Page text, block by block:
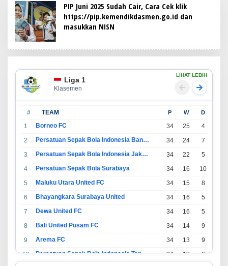
PIP Juni 2025 Sudah Cair, Cara Cek klik
https://pip.kemendikdasmen.go.id dan
masukkan NISN
Liga 1
Klasemen
LIHAT LEBIH
# TEAM P W D
1 Borneo FC 34 25 4
2
Persatuan Sepak Bola Indonesia Bandung 34 24 7
3
Persatuan Sepak Bola Indonesia Jakarta 34 22 5
4
Persatuan Sepak Bola Surabaya 34 16 10
5
Maluku Utara United FC 34 15 8
6
Bhayangkara Surabaya United 34 16 5
7
Dewa United FC 34 16 5
8
Bali United Pusam FC 34 14 9
9
Arema FC 34 13 9
10
Persatuan Sepak Bola Indonesia Tangerang 34 13 6